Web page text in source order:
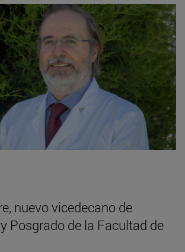
nuevo vicedecano de
Posgrado de la Facultad de